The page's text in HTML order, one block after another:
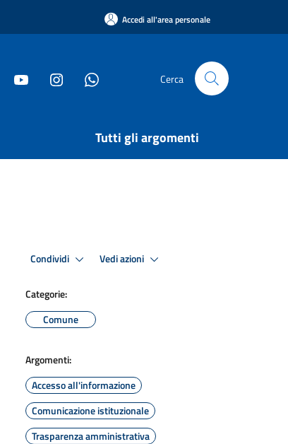
Accedi all'area personale
Cerca
Tutti gli argomenti
Condividi Vedi azioni
Categorie:
Comune
Argomenti:
Accesso all'informazione
Comunicazione istituzionale
Trasparenza amministrativa